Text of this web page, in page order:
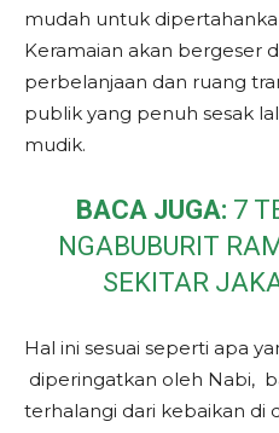
mudah untuk
Keramaian akan bergeser
perbelanjaan dan ruang
publik yang penuh sesak
mudik.
BACA JUGA: 7
NGABUBURIT
SEKITAR
Hal ini sesuai seperti apa
diperingatkan oleh Nabi,
terhalangi dari kebaikan di